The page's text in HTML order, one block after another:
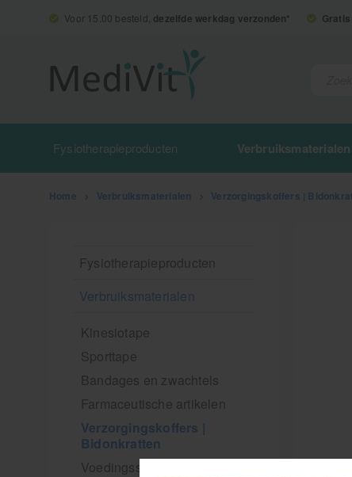
Voor 15.00 besteld, dezelfde werkdag verzonden*
Fysiotherapieproducten Verbruiksmaterialen
Home Verbruiksmaterialen Verzorgingskoffers |
Fysiotherapieproducten
Verbruiksmaterialen
Kinesiotape
Sporttape
Bandages en zwachtels
Farmaceutische artikelen
Verzorgingskoffers |
Bidonkratten
Voedingssupplementen